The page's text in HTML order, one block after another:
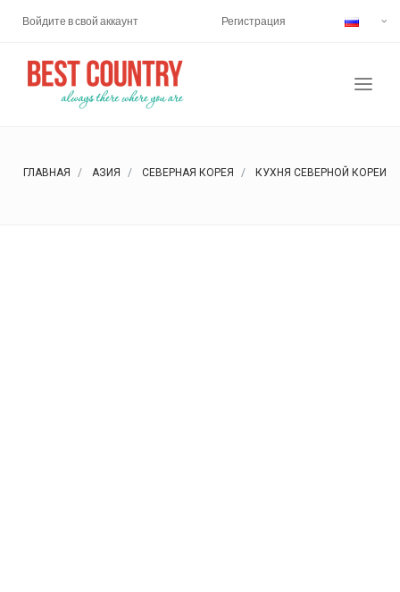
Войдите в свой аккаунт Регистрация
ГЛАВНАЯ АЗИЯ СЕВЕРНАЯ КОРЕЯ КУХНЯ СЕВЕРНОЙ КОРЕИ